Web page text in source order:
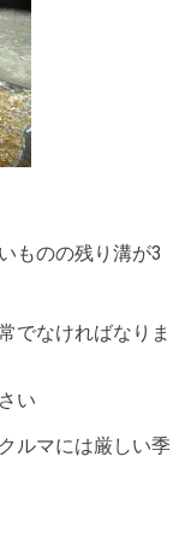
ものの残り溝が3
でなければなりま
い
ルマには厳しい季